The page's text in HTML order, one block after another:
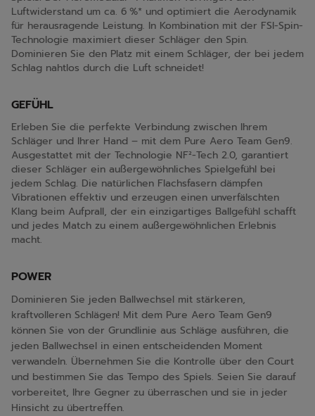
Luftwiderstand um ca. 6 %* und optimiert die Aerodynamik
für herausragende Leistung. In Kombination mit der FSI-Spin-
Technologie maximiert dieser Schläger den Spin.
Dominieren Sie den Platz mit einem Schläger, der bei jedem
Schlag nahtlos durch die Luft schneidet!
GEFÜHL
Erleben Sie die perfekte Verbindung zwischen Ihrem
Schläger und Ihrer Hand – mit dem Pure Aero Team Gen9.
Ausgestattet mit der Technologie NF²-Tech 2.0, garantiert
dieser Schläger ein außergewöhnliches Spielgefühl bei
jedem Schlag. Die natürlichen Flachsfasern dämpfen
Vibrationen effektiv und erzeugen einen unverfälschten
Klang beim Aufprall, der ein einzigartiges Ballgefühl schafft
und jedes Match zu einem außergewöhnlichen Erlebnis
macht.
POWER
Dominieren Sie jeden Ballwechsel mit stärkeren,
kraftvolleren Schlägen! Mit dem Pure Aero Team Gen9
können Sie von der Grundlinie aus Schläge ausführen, die
jeden Ballwechsel in einen entscheidenden Moment
verwandeln. Übernehmen Sie die Kontrolle über den Court
und bestimmen Sie das Tempo des Spiels. Seien Sie darauf
vorbereitet, Ihre Gegner zu überraschen und sie in jeder
Hinsicht zu übertreffen.